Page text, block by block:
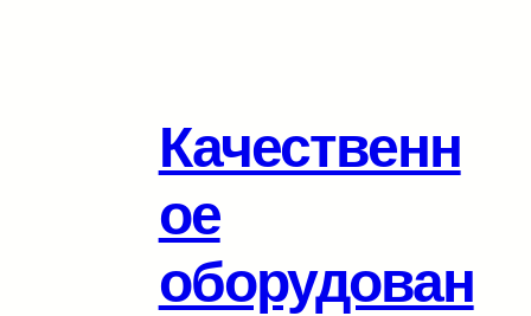
Качественн
ое
оборудован